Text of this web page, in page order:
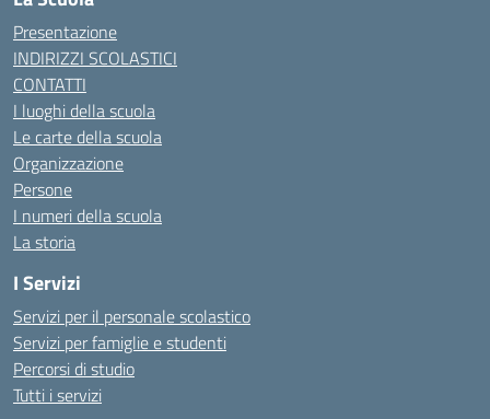
Presentazione
INDIRIZZI SCOLASTICI
CONTATTI
I luoghi della scuola
Le carte della scuola
Organizzazione
Persone
I numeri della scuola
La storia
I Servizi
Servizi per il personale scolastico
Servizi per famiglie e studenti
Percorsi di studio
Tutti i servizi